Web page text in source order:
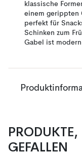
klassische
einem gerippten
perfekt für
Schinken zum
Gabel ist
PRODUKTE,
GEFALLEN